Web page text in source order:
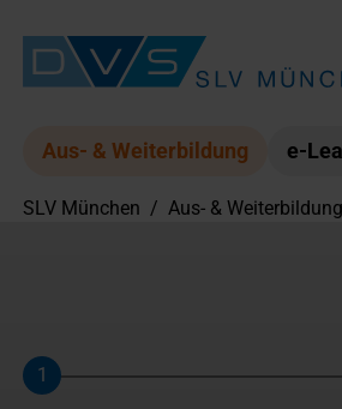
Aus- & Weiterbildung e-
SLV München / Aus- & Weiterbildung
Schritt
1